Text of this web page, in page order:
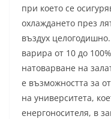
при което се
охлаждането през
въздух
варира от 10 до
натоварване на
е възможността за
на университета,
енергоносителя, в